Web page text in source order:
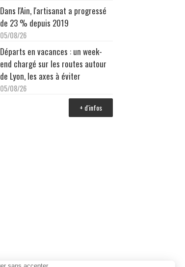
Dans l'Ain, l'artisanat a progressé
de 23 % depuis 2019
05/08/26
Départs en vacances : un week-
end chargé sur les routes autour
de Lyon, les axes à éviter
05/08/26
+ d'infos